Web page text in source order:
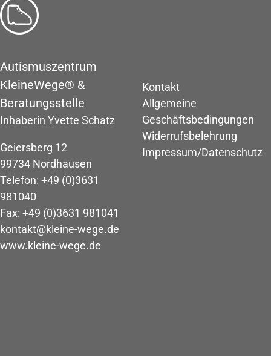
Autismuszentrum
KleineWege® &
Beratungsstelle
Inhaberin Yvette Schatz
Geiersberg 12
99734 Nordhausen
Telefon: +49 (0)3631
981040
Fax: +49 (0)3631 981041
kontakt@kleine-wege.de
www.kleine-wege.de
Kontakt
Allgemeine
Geschäftsbedingungen
Widerrufsbelehrung
Impressum/Datenschutz